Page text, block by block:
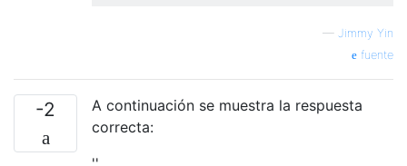
— Jimmy Yin
fuente
-2
A continuación se muestra la respuesta
correcta: